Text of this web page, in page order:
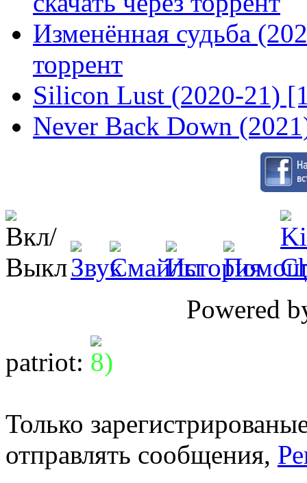
Изменённая судьба
торрент
Silicon Lust (2020-21)
Never Back Down
Powered
patriot:
Только
отправлять сообщения,